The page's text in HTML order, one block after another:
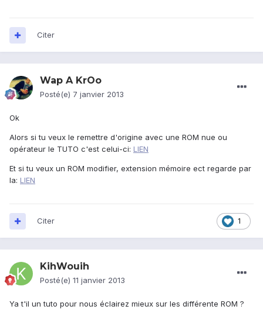
Citer
Wap A KrOo
Posté(e) 7 janvier 2013
Ok
Alors si tu veux le remettre d'origine avec une ROM nue ou
opérateur le TUTO c'est celui-ci: LIEN
Et si tu veux un ROM modifier, extension mémoire ect regarde par
la: LIEN
1
Citer
KihWouih
Posté(e) 11 janvier 2013
Ya t'il un tuto pour nous éclairez mieux sur les différente ROM ?